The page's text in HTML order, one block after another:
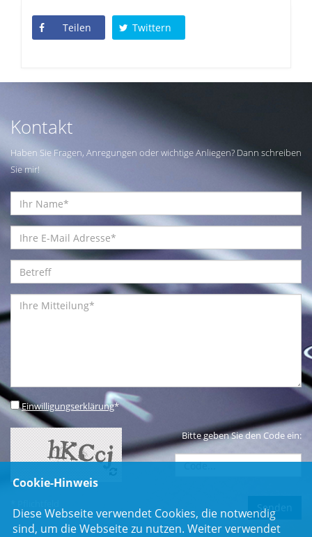
Teilen Twittern
Kontakt
Haben Sie Fragen, Anregungen oder wichtige Anliegen? Dann schreiben
Sie mir!
Einwilligungserklärung*
Bitte geben Sie den Code ein:
Cookie-Hinweis
Diese Webseite verwendet Cookies, die notwendig
sind, um die Webseite zu nutzen. Weiter verwendet